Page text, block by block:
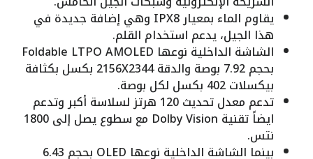
يقاوم الماء بمعيار IPX8 وهي إضافة جديدة في
هذا الجيل، يدعم استخدام القلم.
الشاشة الداخلية نوعها Foldable LTPO AMOLED
بحجم 7.92 بوصة والدقة 2156X2344 بكسل بكثافة
بيكسلات 402 بكسل لكل بوصة.
تدعم معدل تحديث 120 هرتز لسلاسة أكبر وتدعم
ايضاً تقنية Dolby Vision مع سطوع يصل إلى 1800
نتس.
بينما الشاشة الداخلية نوعها OLED بحجم 6.43